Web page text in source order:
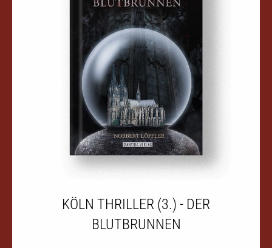
KÖLN THRILLER (3.) - DER
BLUTBRUNNEN